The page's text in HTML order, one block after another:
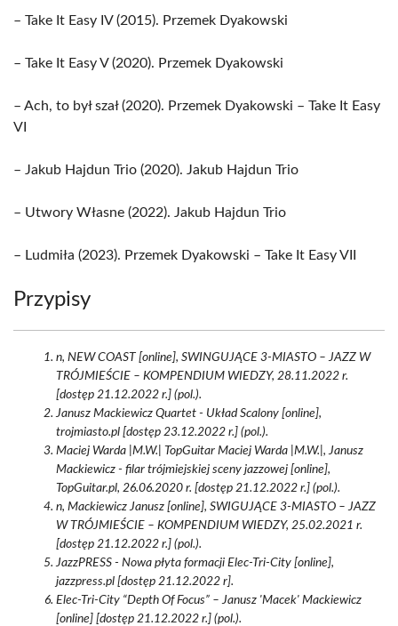
– Take It Easy IV (2015). Przemek Dyakowski
– Take It Easy V (2020). Przemek Dyakowski
– Ach, to był szał (2020). Przemek Dyakowski – Take It Easy
VI
– Jakub Hajdun Trio (2020). Jakub Hajdun Trio
– Utwory Własne (2022). Jakub Hajdun Trio
– Ludmiła (2023). Przemek Dyakowski – Take It Easy VII
Przypisy
n, NEW COAST [online], SWINGUJĄCE 3-MIASTO – JAZZ W
TRÓJMIEŚCIE – KOMPENDIUM WIEDZY, 28.11.2022 r.
[dostęp 21.12.2022 r.] (pol.).
Janusz Mackiewicz Quartet - Układ Scalony [online],
trojmiasto.pl [dostęp 23.12.2022 r.] (pol.).
Maciej Warda |M.W.| TopGuitar Maciej Warda |M.W.|, Janusz
Mackiewicz - filar trójmiejskiej sceny jazzowej [online],
TopGuitar.pl, 26.06.2020 r. [dostęp 21.12.2022 r.] (pol.).
n, Mackiewicz Janusz [online], SWIGUJĄCE 3-MIASTO – JAZZ
W TRÓJMIEŚCIE – KOMPENDIUM WIEDZY, 25.02.2021 r.
[dostęp 21.12.2022 r.] (pol.).
JazzPRESS - Nowa płyta formacji Elec-Tri-City [online],
jazzpress.pl [dostęp 21.12.2022 r].
Elec-Tri-City “Depth Of Focus” – Janusz 'Macek' Mackiewicz
[online] [dostęp 21.12.2022 r.] (pol.).